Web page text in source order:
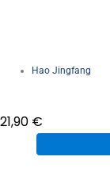
Hao Jingfang
21,90 €